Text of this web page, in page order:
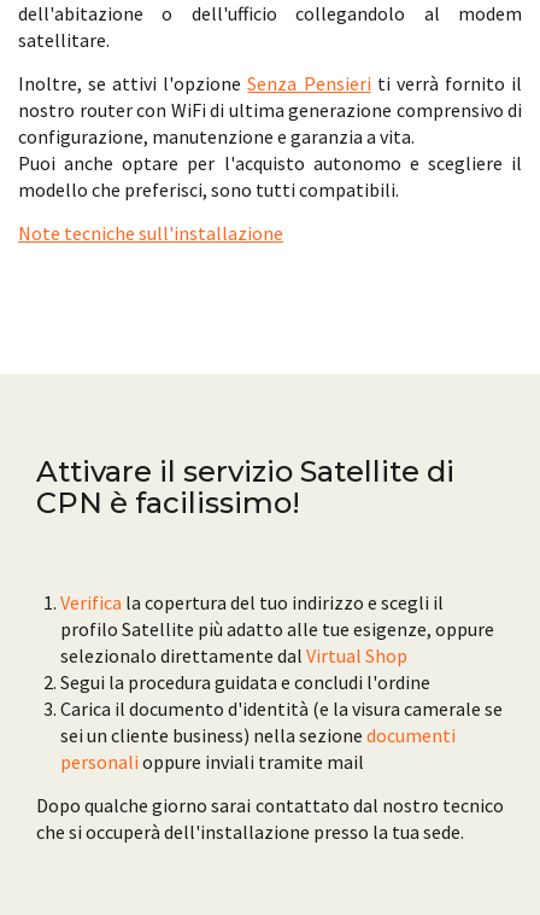
dell'abitazione o dell'ufficio collegandolo al modem
satellitare.
Inoltre, se attivi l'opzioneSenza Pensieri ti verrà fornito il
nostro router con WiFi di ultima generazione comprensivo di
configurazione, manutenzione e garanzia a vita.
Puoi anche optare per l'acquisto autonomo e scegliere il
modello che preferisci, sono tutti compatibili.
Note tecniche sull'installazione
Attivare il servizio Satellite di
CPN è facilissimo!
Verifica la copertura del tuo indirizzo e scegli il
profilo Satellite più adatto alle tue esigenze, oppure
selezionalo direttamente dal Virtual Shop
Segui la procedura guidata e concludi l'ordine
Carica il documento d'identità (e la visura camerale se
sei un cliente business) nella sezione documenti
personali oppure inviali tramite mail
Dopo qualche giorno sarai contattato dal nostro tecnico
che si occuperà dell'installazione presso la tua sede.